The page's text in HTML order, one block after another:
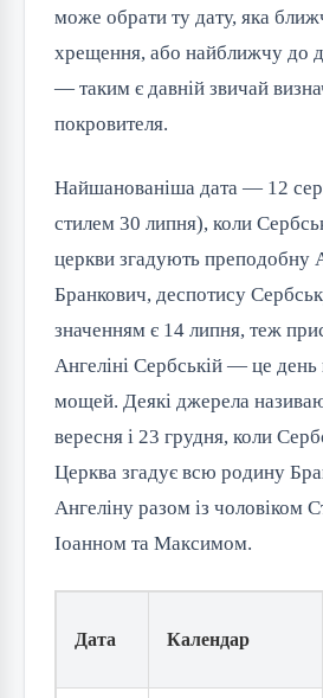
може обрати ту дату, яка
хрещення, або найближчу до
— таким є давній звичай
покровителя.
Найшанованіша дата — 12
стилем 30 липня), коли
церкви згадують преподобну
Бранкович, деспотису
значенням є 14 липня, теж
Ангеліні Сербській — це день
мощей. Деякі джерела
вересня і 23 грудня, коли
Церква згадує всю родину
Ангеліну разом із чоловіком
Іоанном та Максимом.
Дата Календар